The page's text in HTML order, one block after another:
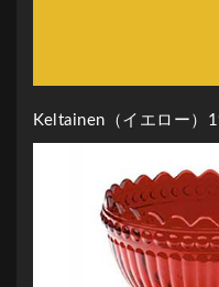
Keltainen（イエロー）